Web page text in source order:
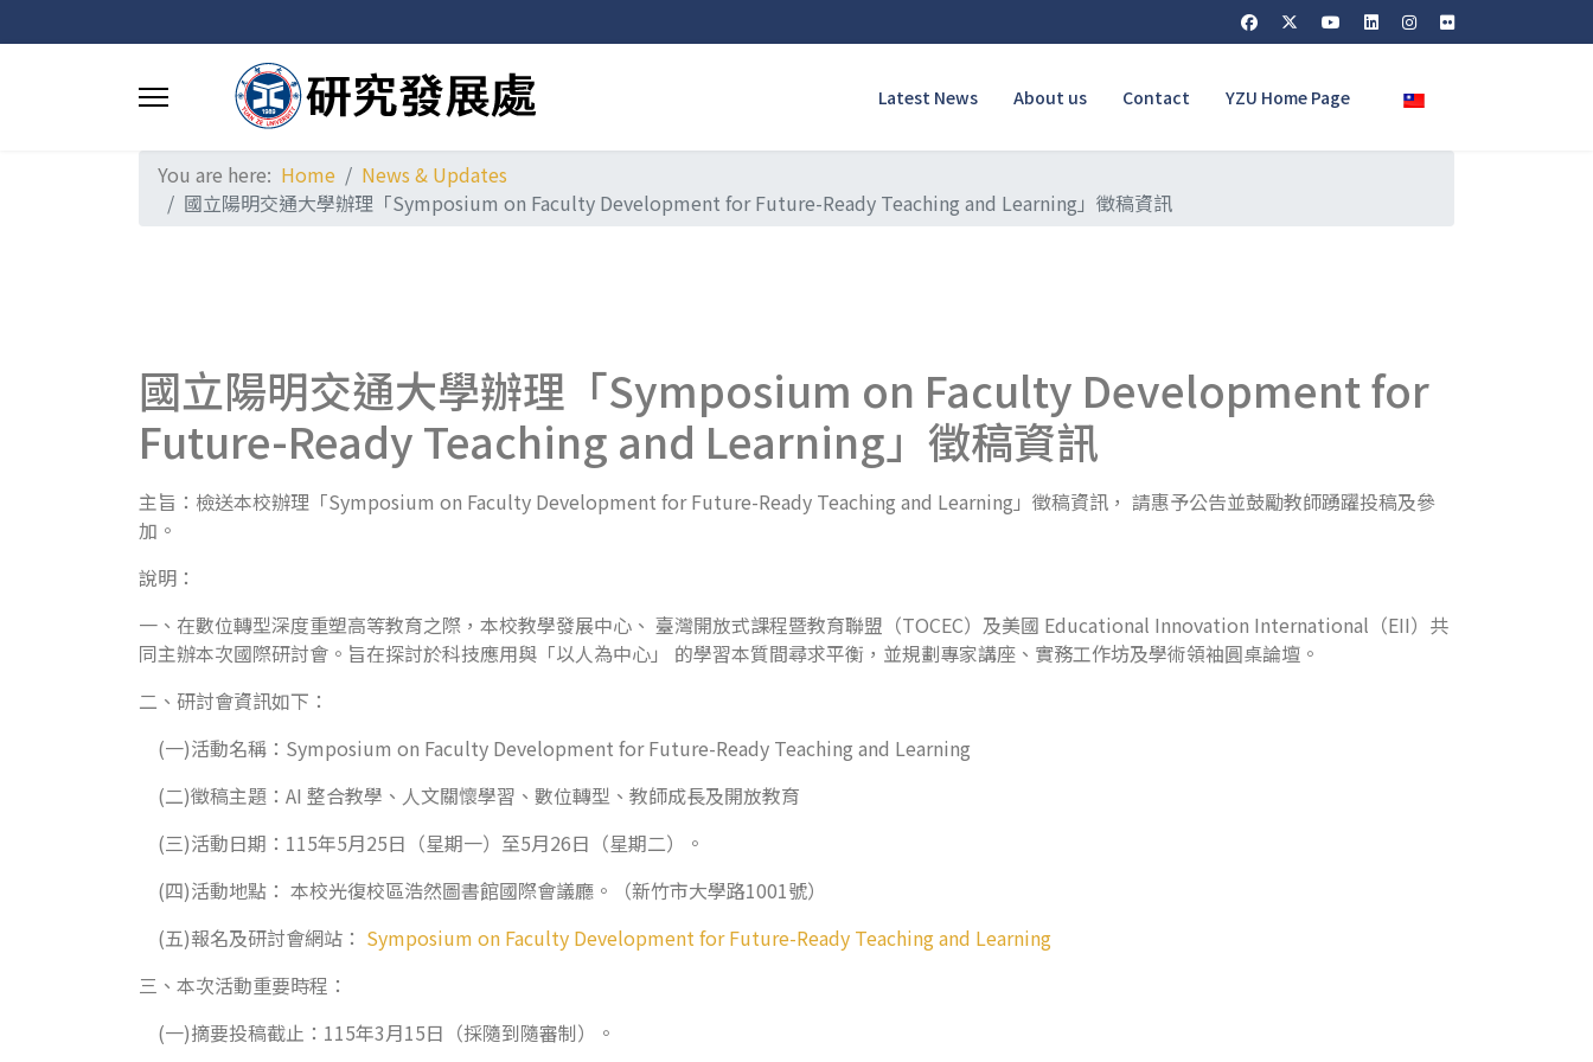
Latest News About us Contact YZU Home Page Select your language
You are here: Home
News & Updates
國立陽明交通大學辦理「Symposium on Faculty Development for Future-Ready Teaching and Learning」徵稿資訊
國立陽明交通大學辦理「Symposium on Faculty Development for
Future-Ready Teaching and Learning」徵稿資訊
主旨：檢送本校辦理「Symposium on Faculty Development for Future-Ready Teaching and Learning」徵稿資訊， 請惠予公告並鼓勵教師踴躍投稿及參
加。
說明：
一、在數位轉型深度重塑高等教育之際，本校教學發展中心、 臺灣開放式課程暨教育聯盟（TOCEC）及美國 Educational Innovation International（EII）共
同主辦本次國際研討會。旨在探討於科技應用與「以人為中心」 的學習本質間尋求平衡，並規劃專家講座、實務工作坊及學術領袖圓桌論壇。
二、研討會資訊如下：
(一)活動名稱：Symposium on Faculty Development for Future-Ready Teaching and Learning
(二)徵稿主題：AI 整合教學、人文關懷學習、數位轉型、教師成長及開放教育
(三)活動日期：115年5月25日（星期一）至5月26日（星期二）。
(四)活動地點： 本校光復校區浩然圖書館國際會議廳。（新竹市大學路1001號）
(五)報名及研討會網站： Symposium on Faculty Development for Future-Ready Teaching and Learning
三、本次活動重要時程：
(一)摘要投稿截止：115年3月15日（採隨到隨審制）。